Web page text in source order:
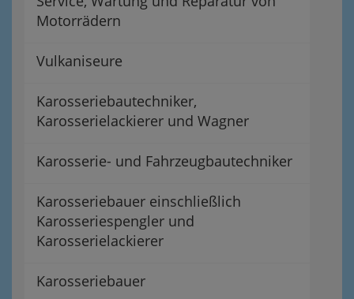
Motorrädern
Vulkaniseure
Karosseriebautechniker,
Karosserielackierer und Wagner
Karosserie- und Fahrzeugbautechniker
Karosseriebauer einschließlich
Karosseriespengler und
Karosserielackierer
Karosseriebauer